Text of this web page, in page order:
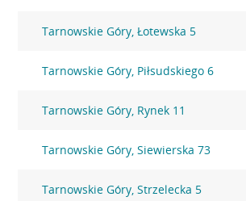
Tarnowskie Góry, Łotewska 5
Tarnowskie Góry, Piłsudskiego 6
Tarnowskie Góry, Rynek 11
Tarnowskie Góry, Siewierska 73
Tarnowskie Góry, Strzelecka 5